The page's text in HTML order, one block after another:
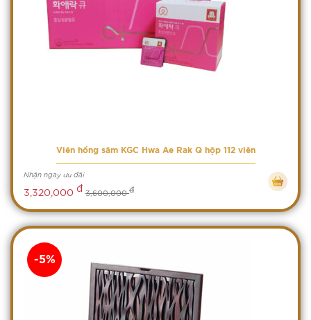
Viên hồng sâm KGC Hwa Ae Rak Q hộp 112 viên
Nhận ngay ưu đãi
3,320,000 đ 3,600,000đ
-5%